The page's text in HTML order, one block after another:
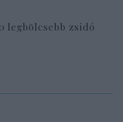
legbölcsebb zsidó